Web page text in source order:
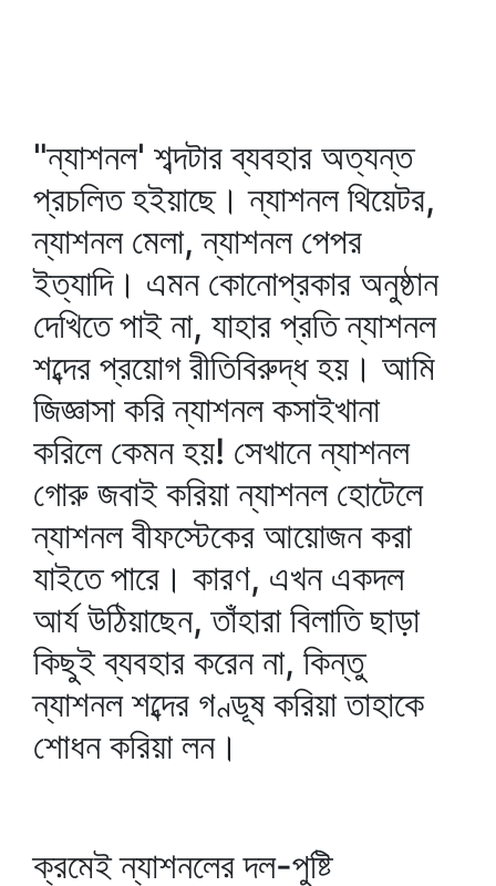
"ন্যাশনল' শব্দটার ব্যবহার অত্যন্ত
প্রচলিত হইয়াছে। ন্যাশনল থিয়েটর,
ন্যাশনল মেলা, ন্যাশনল পেপর
ইত্যাদি। এমন কোনোপ্রকার অনুষ্ঠান
দেখিতে পাই না, যাহার প্রতি ন্যাশনল
শব্দের প্রয়োগ রীতিবিরুদ্ধ হয়। আমি
জিজ্ঞাসা করি ন্যাশনল কসাইখানা
করিলে কেমন হয়! সেখানে ন্যাশনল
গোরু জবাই করিয়া ন্যাশনল হোটেলে
ন্যাশনল বীফস্টেকের আয়োজন করা
যাইতে পারে। কারণ, এখন একদল
আর্য উঠিয়াছেন, তাঁহারা বিলাতি ছাড়া
কিছুই ব্যবহার করেন না, কিন্তু
ন্যাশনল শব্দের গণ্ডূষ করিয়া তাহাকে
শোধন করিয়া লন।
ক্রমেই ন্যাশনলের দল-পুষ্টি